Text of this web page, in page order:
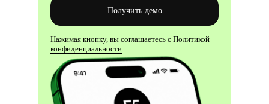
Получить демо
Нажимая кнопку, вы соглашаетесь с Политикой
конфиденциальности